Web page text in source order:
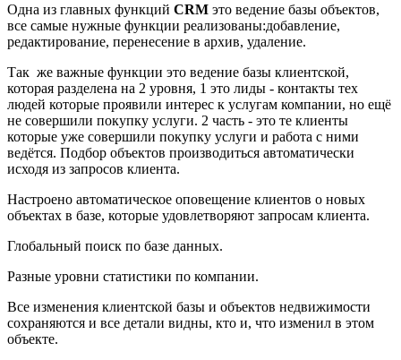
Одна из главных функций CRM это ведение базы объектов,
все самые нужные функции реализованы:добавление,
редактирование, перенесение в архив, удаление.
Так же важные функции это ведение базы клиентской,
которая разделена на 2 уровня, 1 это лиды - контакты тех
людей которые проявили интерес к услугам компании, но ещё
не совершили покупку услуги. 2 часть - это те клиенты
которые уже совершили покупку услуги и работа с ними
ведётся. Подбор объектов производиться автоматически
исходя из запросов клиента.
Настроено автоматическое оповещение клиентов о новых
объектах в базе, которые удовлетворяют запросам клиента.
Глобальный поиск по базе данных.
Разные уровни статистики по компании.
Все изменения клиентской базы и объектов недвижимости
сохраняются и все детали видны, кто и, что изменил в этом
объекте.